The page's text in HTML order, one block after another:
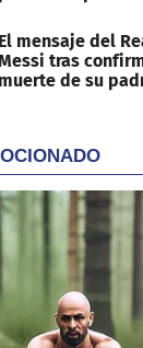
El mensaje del
tras
muerte de su